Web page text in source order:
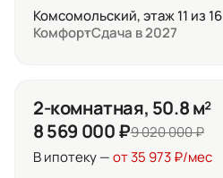
Комсомольский, этаж 11 из 16
КомфортСдача в 2027
2-комнатная, 50.8 м²
8 569 000 ₽9 020 000 ₽
В ипотеку —от 35 973 ₽/мес